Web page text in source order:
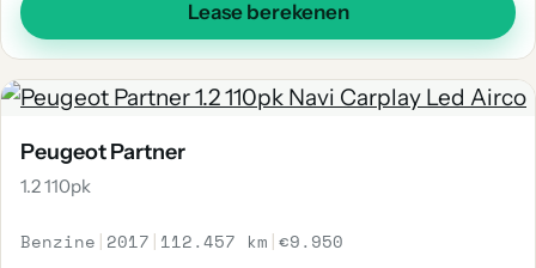
Lease berekenen
Peugeot Partner
1.2 110pk
Benzine | 2017 | 112.457 km |€9.950